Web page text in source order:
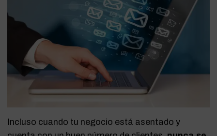
Incluso cuando tu negocio está asentado y